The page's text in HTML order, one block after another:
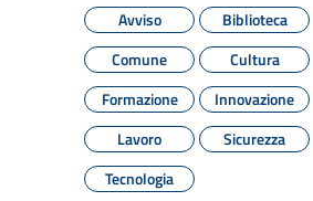
Avviso
Biblioteca
Comune
Cultura
Formazione
Innovazione
Lavoro
Sicurezza
Tecnologia